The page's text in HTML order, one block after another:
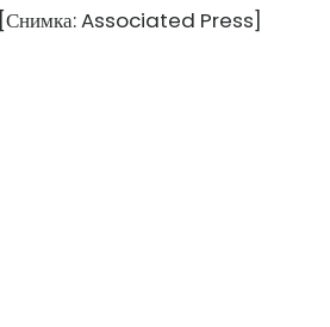
[Снимка: Associated Press]